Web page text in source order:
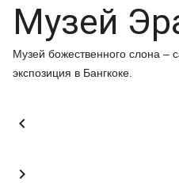
Музей
Музей божественного слона –
экспозиция в Бангкоке.

